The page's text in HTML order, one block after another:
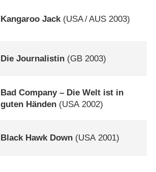
Kangaroo Jack(USA/AUS 2003)
Die Journalistin (GB 2003)
Bad Company – Die Welt ist in
guten Händen (USA 2002)
Black Hawk Down (USA2001)